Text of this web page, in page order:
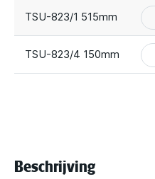
TSU-823/1 515mm
TSU-823/4 150mm
Beschrijving